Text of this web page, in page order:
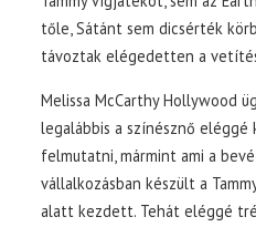
tőle, Sátánt sem dicsérték
távoztak elégedetten a
Melissa McCarthy Hollywood
legalábbis a színésznő
felmutatni, mármint ami a
vállalkozásban készült a
alatt kezdett. Tehát eléggé